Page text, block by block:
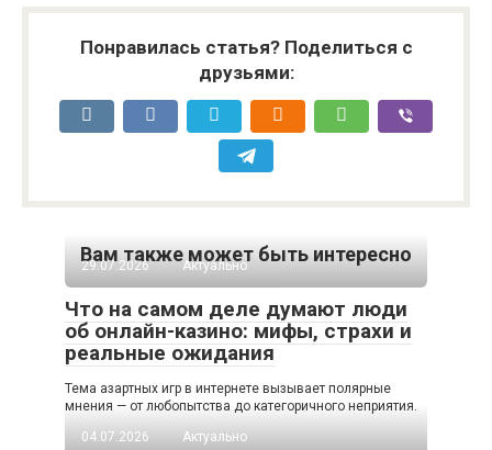
Понравилась статья? Поделиться с
друзьями:
Вам также может быть интересно
29.07.2026 Актуально
Что на самом деле думают люди
об онлайн-казино: мифы, страхи и
реальные ожидания
Тема азартных игр в интернете вызывает полярные
мнения — от любопытства до категоричного неприятия.
04.07.2026
Актуально